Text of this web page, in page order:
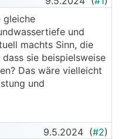
gleiche
und
machts Sinn, die
sie beispielsweise
Das wäre vielleicht
und
9.5.2024 (#2)